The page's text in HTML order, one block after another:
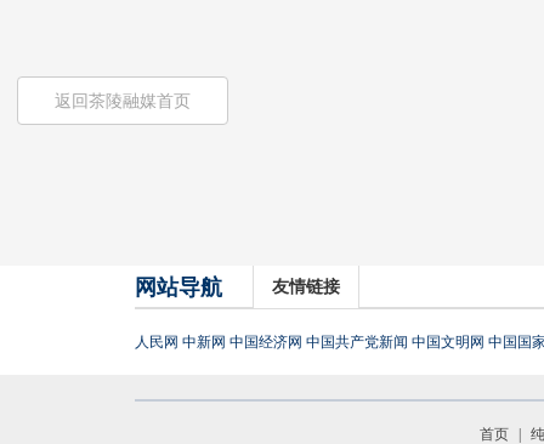
返回茶陵融媒首页
网站导航 友情链接
人民网 中新网 中国经济网 中国共产党新闻 中国文明网 中国国
首页 |